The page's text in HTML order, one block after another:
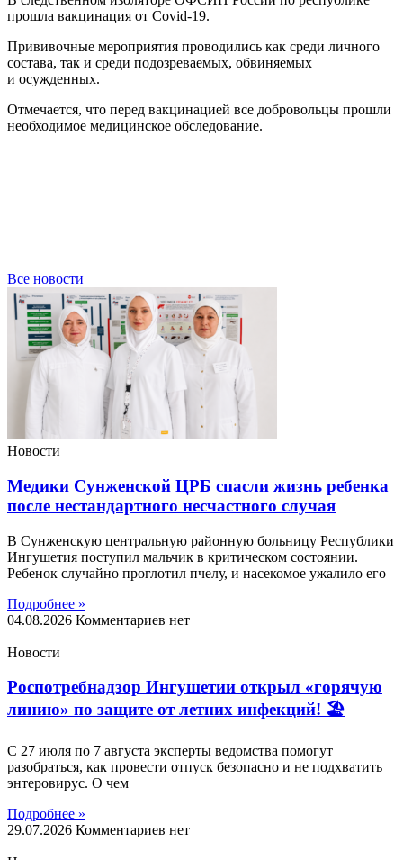
прошла вакцинация от Covid-19.
Прививочные мероприятия проводились как среди личного
состава, так и среди подозреваемых, обвиняемых
и осужденных.
Отмечается, что перед вакцинацией все добровольцы прошли
необходимое медицинское обследование.
Все новости
Новости
Медики Сунженской ЦРБ спасли жизнь ребенка
после нестандартного несчастного случая
В Сунженскую центральную районную больницу Республики
Ингушетия поступил мальчик в критическом состоянии.
Ребенок случайно проглотил пчелу, и насекомое ужалило его
Подробнее »
04.08.2026 Комментариев нет
Новости
Роспотребнадзор Ингушетии открыл «горячую
линию» по защите от летних инфекций! 🏖
С 27 июля по 7 августа эксперты ведомства помогут
разобраться, как провести отпуск безопасно и не подхватить
энтеровирус. О чем
Подробнее »
29.07.2026 Комментариев нет